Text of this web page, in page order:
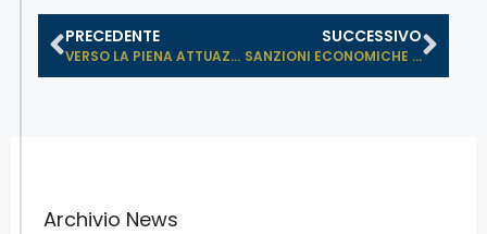
PRECEDENTE
VERSO LA PIENA ATTUAZIONE DEL REGOL...
SUCCESSIVO
SANZIONI ECONOMICHE INTERNAZIONALI:...
Archivio News